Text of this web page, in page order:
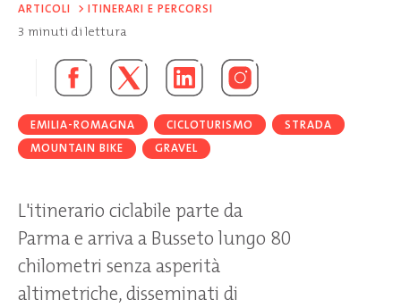
ARTICOLI > ITINERARI E PERCORSI
3 minuti di lettura
EMILIA-ROMAGNA CICLOTURISMO
STRADA
MOUNTAIN BIKE
GRAVEL
L'itinerario ciclabile parte da
Parma e arriva a Busseto lungo 80
chilometri senza asperità
altimetriche, disseminati di